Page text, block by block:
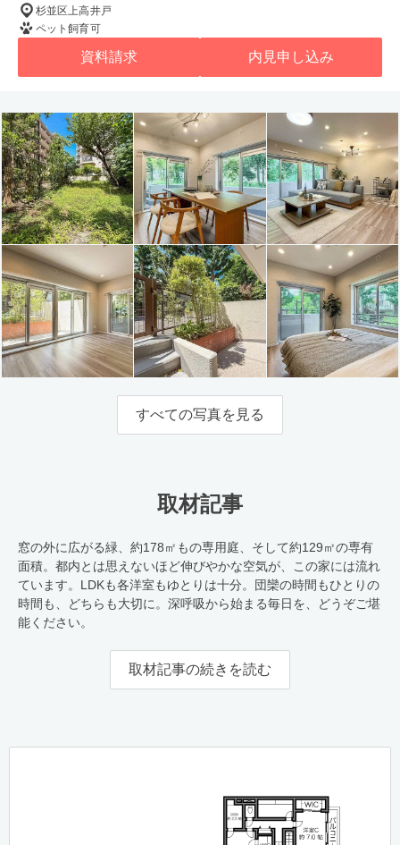
杉並区上高井戸
ペット飼育可
資料請求 内見申し込み
すべての写真を見る
取材記事
窓の外に広がる緑、約178㎡もの専用庭、そして約129㎡の専有
面積。都内とは思えないほど伸びやかな空気が、この家には流れ
ています。LDKも各洋室もゆとりは十分。団欒の時間もひとりの
時間も、どちらも大切に。深呼吸から始まる毎日を、どうぞご堪
能ください。
取材記事の続きを読む